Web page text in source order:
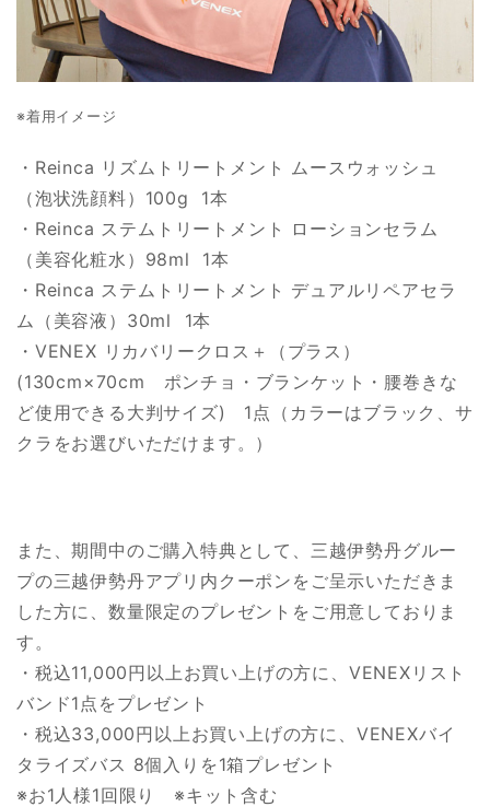
※着用イメージ
・Reinca リズムトリートメント ムースウォッシュ
（泡状洗顔料）100g 1本
・Reinca ステムトリートメント ローションセラム
（美容化粧水）98ml 1本
・Reinca ステムトリートメント デュアルリペアセラ
ム（美容液）30ml 1本
・VENEX リカバリークロス＋（プラス）
(130cm×70cm ポンチョ・ブランケット・腰巻きな
ど使用できる大判サイズ) 1点（カラーはブラック、サ
クラをお選びいただけます。）
また、期間中のご購入特典として、三越伊勢丹グルー
プの三越伊勢丹アプリ内クーポンをご呈示いただきま
した方に、数量限定のプレゼントをご用意しておりま
す。
・税込11,000円以上お買い上げの方に、VENEXリスト
バンド1点をプレゼント
・税込33,000円以上お買い上げの方に、VENEXバイ
タライズバス 8個入りを1箱プレゼント
※お1人様1回限り ※キット含む